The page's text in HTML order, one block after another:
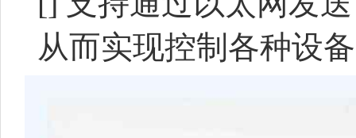
从而实现控制各种设备